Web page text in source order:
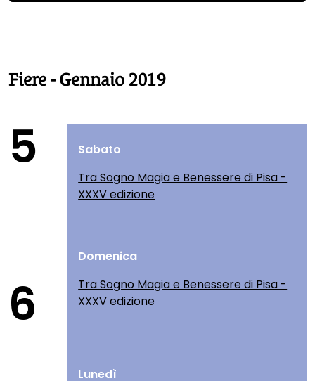
Fiere - Gennaio 2019
5
Sabato
Tra Sogno Magia e Benessere di Pisa -
XXXV edizione
6
Domenica
Tra Sogno Magia e Benessere di Pisa -
XXXV edizione
Lunedì